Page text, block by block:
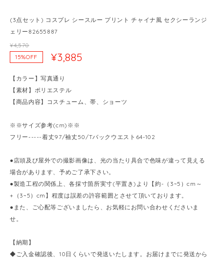
(3点セット) コスプレ シースルー プリント チャイナ風 セクシーランジ
ェリー82655887
¥4,570
15%OFF
¥3,885
【カラー】写真通り
【素材】ポリエステル
【商品内容】コスチューム、帯、ショーツ
※※サイズ参考(cm)※※
フリー-----着丈97/袖丈50/Tバックウエスト64-102
●店頭及び屋外での撮影画像は、光の当たり具合で色味が違って見える
場合があります、予めご了承下さい。
●製造工程の関係上、各採寸箇所実寸(平置き)より【約-（3~5）cm～
+（3~5）cm】程度は誤差の許容範囲とさせて頂いております。
●また、ご心配等ございましたら、お気軽にお問い合わせくださいま
せ。
【納期】
◆ご入金確認後、10日くらいで発送いたします。お届けまでに発送から